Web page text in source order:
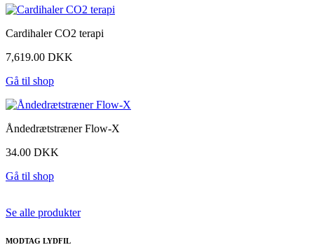
Cardihaler CO2 terapi
7,619.00 DKK
Gå til shop
Åndedrætstræner Flow-X
34.00 DKK
Gå til shop
Se alle produkter
MODTAG LYDFIL